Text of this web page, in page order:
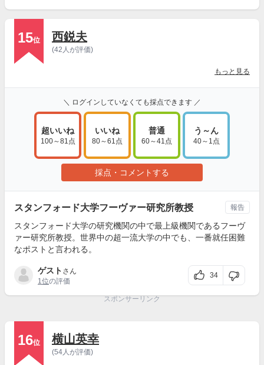
15位 西鋭夫
(42人が評価)
もっと見る
＼ ログインしていなくても採点できます ／
超いいね
100～81点
いいね
80～61点
普通
60～41点
う～ん
40～1点
採点・コメントする
スタンフォード大学フーヴァー研究所教授
スタンフォード大学の研究機関の中で最上級機関であるフーヴ
ァー研究所教授。世界中の超一流大学の中でも、一番就任困難
なポストと言われる。
ゲスト さん
1位の評価
34
報告
スポンサーリンク
16位 横山英幸
(54人が評価)